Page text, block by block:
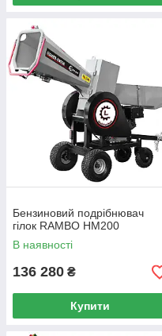
Бензиновий подрібнювач
гілок RAMBO HM200
В наявності
136 280 ₴
Купити